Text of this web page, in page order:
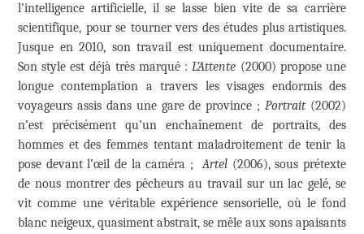
l’intelligence artificielle, il se lasse bien vite de sa carrière
scientifique, pour se tourner vers des études plus artistiques.
Jusque en 2010, son travail est uniquement documentaire.
Son style est déjà très marqué :L’Attente (2000) propose une
longue contemplation a travers les visages endormis des
voyageurs assis dans une gare de province ;Portrait(2002)
n’est précisément qu’un enchaînement de portraits, des
hommes et des femmes tentant maladroitement de tenir la
pose devant l’œil de la caméra ;
Artel (2006), sous prétexte
de nous montrer des pêcheurs au travail sur un lac gelé, se
vit comme une véritable expérience sensorielle, où le fond
blanc neigeux, quasiment abstrait, se mêle aux sons apaisants